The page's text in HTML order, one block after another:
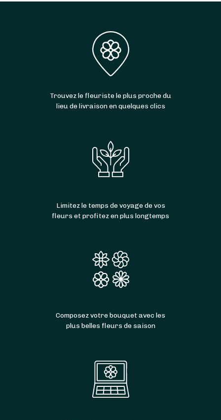
Trouvez le fleuriste le plus proche du
lieu de livraison en quelques clics
Limitez le temps de voyage de vos
fleurs et profitez en plus longtemps
Composez votre bouquet avec les
plus belles fleurs de saison